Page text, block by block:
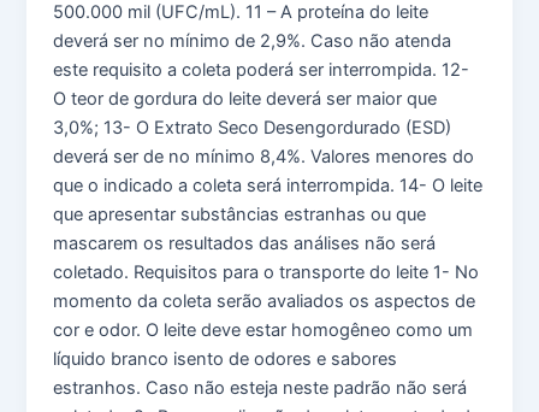
500.000 mil (UFC/mL). 11 – A proteína do leite
deverá ser no mínimo de 2,9%. Caso não atenda
este requisito a coleta poderá ser interrompida. 12-
O teor de gordura do leite deverá ser maior que
3,0%; 13- O Extrato Seco Desengordurado (ESD)
deverá ser de no mínimo 8,4%. Valores menores do
que o indicado a coleta será interrompida. 14- O leite
que apresentar substâncias estranhas ou que
mascarem os resultados das análises não será
coletado. Requisitos para o transporte do leite 1- No
momento da coleta serão avaliados os aspectos de
cor e odor. O leite deve estar homogêneo como um
líquido branco isento de odores e sabores
estranhos. Caso não esteja neste padrão não será